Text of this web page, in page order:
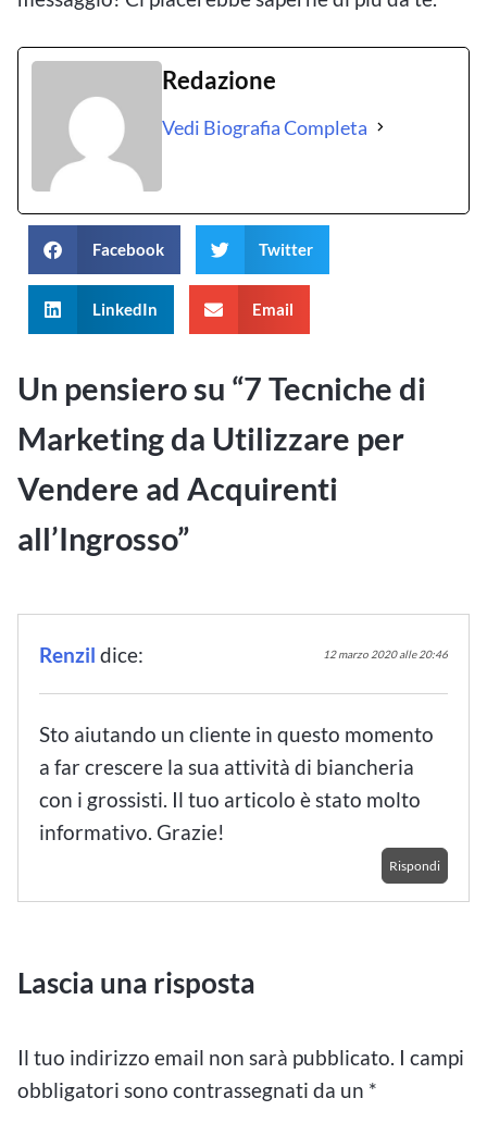
Redazione
Vedi Biografia Completa
Facebook Twitter
LinkedIn Email
Un pensiero su “7 Tecniche di
Marketing da Utilizzare per
Vendere ad Acquirenti
all’Ingrosso”
Renzil dice: 12 marzo 2020 alle 20:46
Sto aiutando un cliente in questo momento
a far crescere la sua attività di biancheria
con i grossisti. Il tuo articolo è stato molto
informativo. Grazie!
Rispondi
Lascia una risposta
Il tuo indirizzo email non sarà pubblicato. I campi
obbligatori sono contrassegnati da un *